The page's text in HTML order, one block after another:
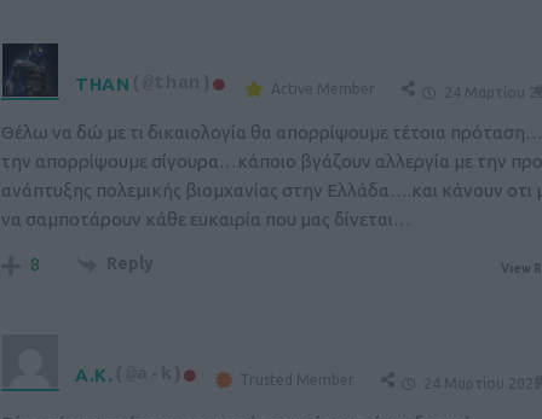
THAN Active Member 24 Μαρτίου
Θέλω να δώ με τι δικαιολογία θα απορρίψουμε τέτοια
την απορρίψουμε σίγουρα…κάποιο βγάζουν αλλεργία με την
ανάπτυξης πολεμικής βιομχανίας στην Ελλάδα….και κάνουν οτι
να σαμποτάρουν κάθε ευκαιρία που μας δίνεται…
8 Reply View
A.K. (@a-k) Trusted Member 24 Μαρτίου